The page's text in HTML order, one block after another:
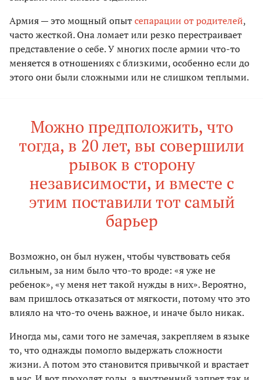
Армия — это мощный опытсепарации от родителей,
часто жесткой. Она ломает или резко перестраивает
представление о себе. У многих после армии что-то
меняется в отношениях с близкими, особенно если до
этого они были сложными или не слишком теплыми.
Можно предположить, что
тогда, в 20 лет, вы совершили
рывок в сторону
независимости, и вместе с
этим поставили тот самый
барьер
Возможно, он был нужен, чтобы чувствовать себя
сильным, за ним было что-то вроде: «я уже не
ребенок», «у меня нет такой нужды в них». Вероятно,
вам пришлось отказаться от мягкости, потому что это
влияло на что-то очень важное, и иначе было никак.
Иногда мы, сами того не замечая, закрепляем в языке
то, что однажды помогло выдержать сложности
жизни. А потом это становится привычкой и врастает